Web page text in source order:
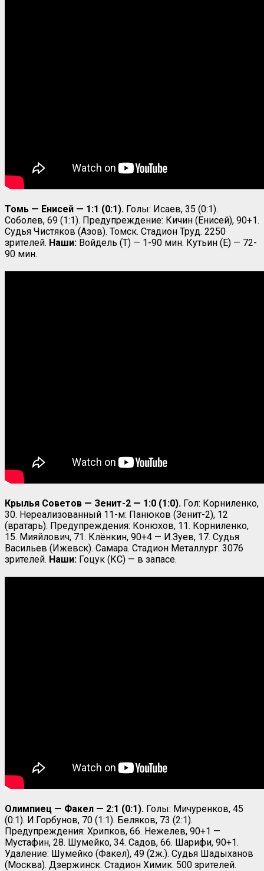
Томь — Енисей — 1:1 (0:1). Голы: Исаев, 35 (0:1).
Соболев, 69 (1:1). Предупреждение: Кичин (Енисей), 90+1.
Судья Чистяков (Азов). Томск. Стадион Труд. 2250
зрителей. Наши: Войдель (Т) — 1-90 мин. Кутьин (Е) — 72-
90 мин.
Крылья Советов — Зенит-2 — 1:0 (1:0). Гол: Корниленко,
30. Нереализованный 11-м: Панюков (Зенит-2), 12
(вратарь). Предупреждения: Конюхов, 11. Корниленко,
15. Мияйлович, 71. Клёнкин, 90+4 — И.Зуев, 17. Судья
Васильев (Ижевск). Самара. Стадион Металлург. 3076
зрителей. Наши: Гоцук (КС) — в запасе.
Олимпиец — Факел — 2:1 (0:1). Голы: Мичуренков, 45
(0:1). И.Горбунов, 70 (1:1). Беляков, 73 (2:1).
Предупреждения: Хрипков, 66. Нежелев, 90+1 —
Мустафин, 28. Шумейко, 34. Садов, 66. Шарифи, 90+1.
Удаление: Шумейко (Факел), 49 (2ж.). Судья Шадыханов
(Москва). Дзержинск. Стадион Химик. 500 зрителей.